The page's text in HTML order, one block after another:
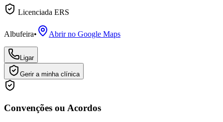
Licenciada ERS
Albufeira• Abrir no Google Maps
Ligar
Gerir a minha clínica
Convenções ou Acordos